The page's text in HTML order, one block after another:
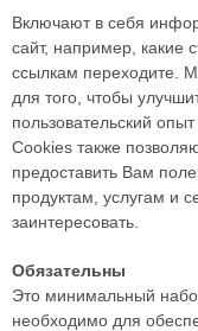
Включают в себя
сайт, например, какие
ссылкам переходите.
для того, чтобы
пользовательский
Cookies также
предоставить Вам
продуктам, услугам и
заинтересовать.
Обязательны
Это минимальный
необходимо для